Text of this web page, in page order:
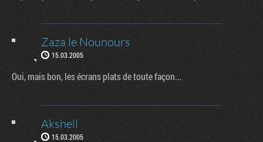
Zaza le Nounours
15.03.2005
Oui, mais bon, les écrans plats de toute façon...
Akshell
15.03.2005